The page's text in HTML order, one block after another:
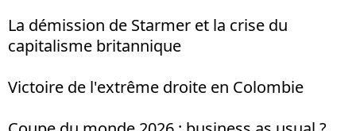
La démission de Starmer et la crise du
capitalisme britannique
Victoire de l'extrême droite en Colombie